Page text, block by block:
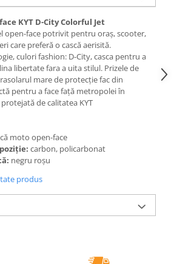
KYT D-City Colorful Jet
open-face potrivit pentru oraș, scooter,
care preferă o cască aerisită.
culori fashion: D-City, casca pentru a
libertate fara a uita stilul. Prizele de
mare de protecție fac din
pentru a face față metropolei în
de calitatea KYT
moto open-face
carbon, policarbonat
negru roșu
produs